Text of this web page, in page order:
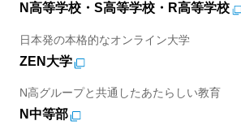
N高等学校・S高等学校・R高等学校
日本発の本格的なオンライン大学
ZEN大学
N高グループと共通したあたらしい教育
N中等部